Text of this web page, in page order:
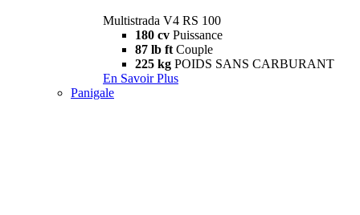
Multistrada V4 RS 100
180 cv Puissance
87 lb ft Couple
225 kg POIDS SANS CARBURANT
En Savoir Plus
Panigale